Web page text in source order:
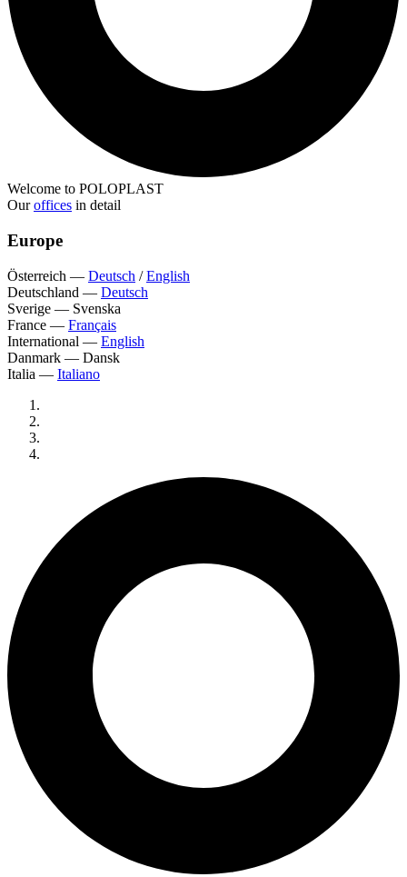
Welcome to POLOPLAST
Ouroffices in detail
Europe
Österreich — Deutsch /English
Deutschland — Deutsch
Sverige — Svenska
France — Français
International — English
Danmark — Dansk
Italia — Italiano